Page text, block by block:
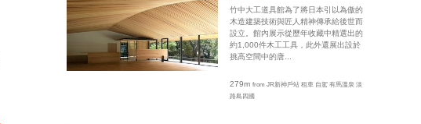
竹中大工道具館為了將日本引以為傲的
木造建築技術與匠人精神傳承給後世而
設立。館內展示從歷年收藏中精選出的
約1,000件木工工具，此外還展出設於
挑高空間中的唐...
279mfrom JR新神戶站 租車 自駕 有馬溫泉 淡
路島四國